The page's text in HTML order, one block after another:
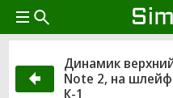
Динамик
Note 2, на
К-1